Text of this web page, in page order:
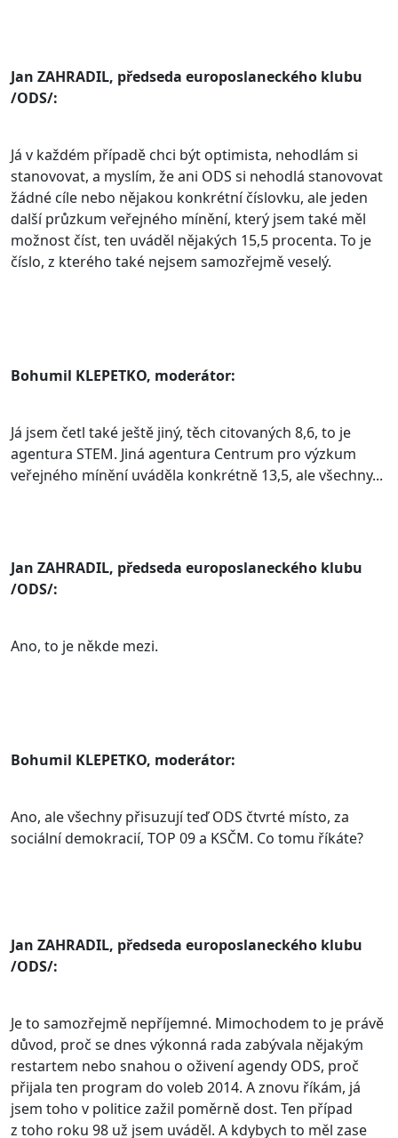
Jan ZAHRADIL, předseda europoslaneckého klubu
/ODS/:
Já v každém případě chci být optimista, nehodlám si
stanovovat, a myslím, že ani ODS si nehodlá stanovovat
žádné cíle nebo nějakou konkrétní číslovku, ale jeden
další průzkum veřejného mínění, který jsem také měl
možnost číst, ten uváděl nějakých 15,5 procenta. To je
číslo, z kterého také nejsem samozřejmě veselý.
Bohumil KLEPETKO, moderátor:
Já jsem četl také ještě jiný, těch citovaných 8,6, to je
agentura STEM. Jiná agentura Centrum pro výzkum
veřejného mínění uváděla konkrétně 13,5, ale všechny...
Jan ZAHRADIL, předseda europoslaneckého klubu
/ODS/:
Ano, to je někde mezi.
Bohumil KLEPETKO, moderátor:
Ano, ale všechny přisuzují teď ODS čtvrté místo, za
sociální demokracií, TOP 09 a KSČM. Co tomu říkáte?
Jan ZAHRADIL, předseda europoslaneckého klubu
/ODS/:
Je to samozřejmě nepříjemné. Mimochodem to je právě
důvod, proč se dnes výkonná rada zabývala nějakým
restartem nebo snahou o oživení agendy ODS, proč
přijala ten program do voleb 2014. A znovu říkám, já
jsem toho v politice zažil poměrně dost. Ten případ
z toho roku 98 už jsem uváděl. A kdybych to měl zase